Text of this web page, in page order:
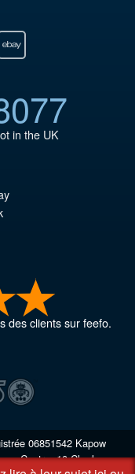
in the UK
des clients sur feefo.
06851542 Kapow
Centre, 10 Charles